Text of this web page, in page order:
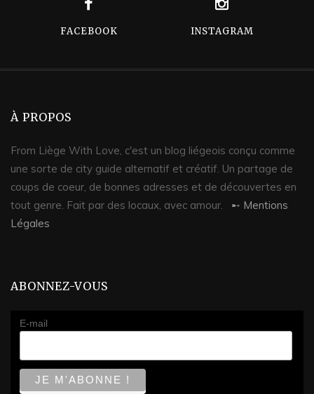
FACEBOOK INSTAGRAM
À PROPOS
From Liège With Love, c'est un blog liégeois conçu comme
une sorte de city guide alternatif et créatif. Un partage de
coups de coeur, de bonnes adresses et de découvertes en
tout genre. Fait par des locaux, avec amour. ➸ Mentions
Légales
ABONNEZ-VOUS
E-mail